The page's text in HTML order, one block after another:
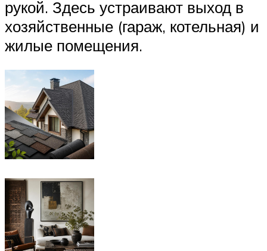
рукой. Здесь устраивают выход в
хозяйственные (гараж, котельная) и
жилые помещения.